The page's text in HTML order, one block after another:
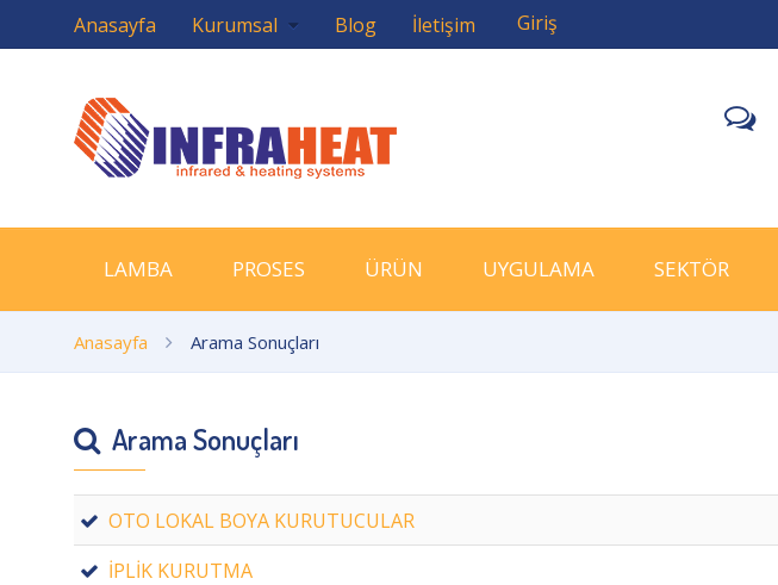
Anasayfa Kurumsal Blog İletişim Giriş
LAMBA PROSES ÜRÜN UYGULAMA SEKTÖR
Anasayfa Arama Sonuçları
Arama Sonuçları
OTO LOKAL BOYA KURUTUCULAR
İPLİK KURUTMA